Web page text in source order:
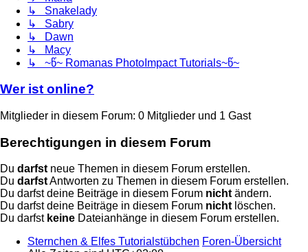
↳ Snakelady
↳ Sabry
↳ Dawn
↳ Macy
↳ ~წ~ Romanas PhotoImpact Tutorials~წ~
Wer ist online?
Mitglieder in diesem Forum: 0 Mitglieder und 1 Gast
Berechtigungen in diesem Forum
Du darfstneue Themen in diesem Forum erstellen.
Du darfstAntworten zu Themen in diesem Forum erstellen.
Du darfst deine Beiträge in diesem Forum nichtändern.
Du darfst deine Beiträge in diesem Forum nichtlöschen.
Du darfst keine Dateianhänge in diesem Forum erstellen.
Sternchen & Elfes Tutorialstübchen Foren-Übersicht